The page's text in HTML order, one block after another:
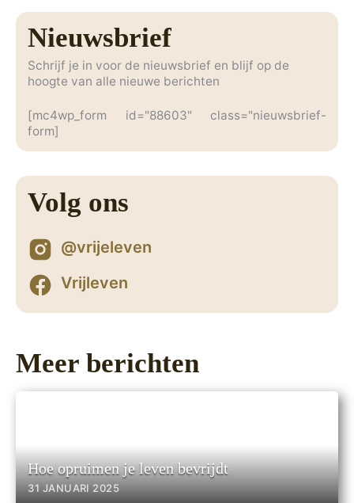
Nieuwsbrief
Schrijf je in voor de nieuwsbrief en blijf op de
hoogte van alle nieuwe berichten
[mc4wp_form id="88603" class="nieuwsbrief-
form]
Volg ons
@vrijeleven
Vrijleven
Meer berichten
Hoe opruimen je leven bevrijdt
31 JANUARI 2025